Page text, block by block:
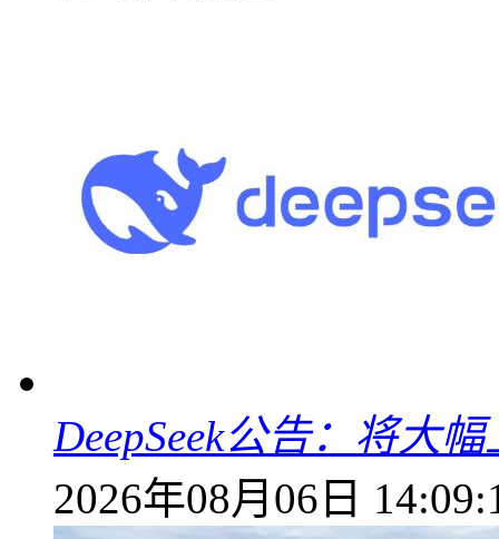
DeepSeek公告：将大
2026年08月06日